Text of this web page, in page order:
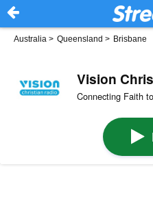
Australia > Queensland > Brisbane
Vision
Connecting Faith